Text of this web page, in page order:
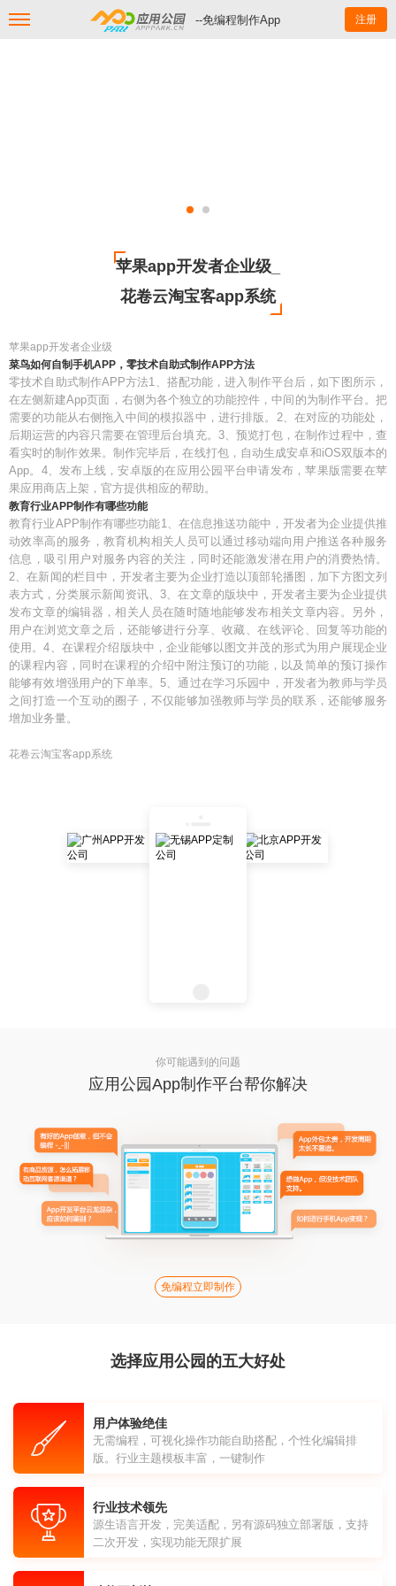
--免编程制作App 注册
苹果app开发者企业级_
花卷云淘宝客app系统
苹果app开发者企业级
菜鸟如何自制手机APP，零技术自助式制作APP方法
零技术自助式制作APP方法1、搭配功能，进入制作平台后，如下图所示，
在左侧新建App页面，右侧为各个独立的功能控件，中间的为制作平台。把
需要的功能从右侧拖入中间的模拟器中，进行排版。2、在对应的功能处，
后期运营的内容只需要在管理后台填充。3、预览打包，在制作过程中，查
看实时的制作效果。制作完毕后，在线打包，自动生成安卓和iOS双版本的
App。4、发布上线，安卓版的在应用公园平台申请发布，苹果版需要在苹
果应用商店上架，官方提供相应的帮助。
教育行业APP制作有哪些功能
教育行业APP制作有哪些功能1、在信息推送功能中，开发者为企业提供推
动效率高的服务，教育机构相关人员可以通过移动端向用户推送各种服务
信息，吸引用户对服务内容的关注，同时还能激发潜在用户的消费热情。
2、在新闻的栏目中，开发者主要为企业打造以顶部轮播图，加下方图文列
表方式，分类展示新闻资讯、3、在文章的版块中，开发者主要为企业提供
发布文章的编辑器，相关人员在随时随地能够发布相关文章内容。另外，
用户在浏览文章之后，还能够进行分享、收藏、在线评论、回复等功能的
使用。4、在课程介绍版块中，企业能够以图文并茂的形式为用户展现企业
的课程内容，同时在课程的介绍中附注预订的功能，以及简单的预订操作
能够有效增强用户的下单率。5、通过在学习乐园中，开发者为教师与学员
之间打造一个互动的圈子，不仅能够加强教师与学员的联系，还能够服务
增加业务量。
花卷云淘宝客app系统
你可能遇到的问题
应用公园App制作平台帮你解决
免编程立即制作
选择应用公园的五大好处
用户体验绝佳
无需编程，可视化操作功能自助搭配，个性化编辑排
版。行业主题模板丰富，一键制作
行业技术领先
源生语言开发，完美适配，另有源码独立部署版，支持
二次开发，实现功能无限扩展